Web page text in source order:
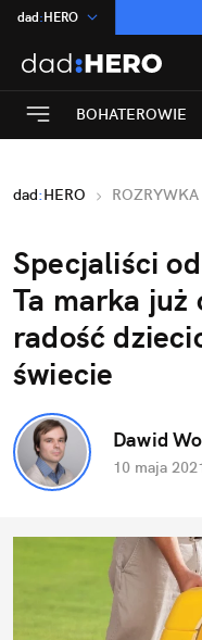
dad:HERO
:Temat
INN:Poland
ASZ:dziennik
Rozrywka
BOHATEROWIE
dad:HERO ROZRYWKA
Specjaliści
Ta marka już
radość
świecie
Dawid
10 maja